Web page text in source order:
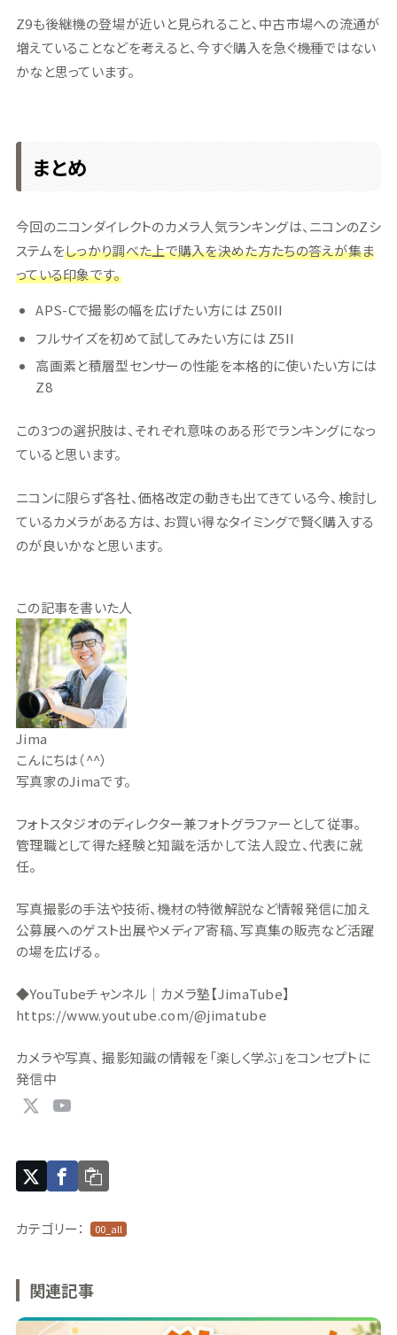
Z9も後継機の登場が近いと見られること、中古市場への流通が
増えていることなどを考えると、今すぐ購入を急ぐ機種ではない
かなと思っています。
まとめ
今回のニコンダイレクトのカメラ人気ランキングは、ニコンのZシ
ステムをしっかり調べた上で購入を決めた方たちの答えが集ま
っている印象です。
APS-Cで撮影の幅を広げたい方には Z50II
フルサイズを初めて試してみたい方には Z5II
高画素と積層型センサーの性能を本格的に使いたい方には
Z8
この3つの選択肢は、それぞれ意味のある形でランキングになっ
ていると思います。
ニコンに限らず各社、価格改定の動きも出てきている今、検討し
ているカメラがある方は、お買い得なタイミングで賢く購入する
のが良いかなと思います。
この記事を書いた人
Jima
こんにちは（^^）
写真家のJimaです。
フォトスタジオのディレクター兼フォトグラファーとして従事。
管理職として得た経験と知識を活かして法人設立、代表に就
任。
写真撮影の手法や技術、機材の特徴解説など情報発信に加え
公募展へのゲスト出展やメディア寄稿、写真集の販売など活躍
の場を広げる。
◆YouTubeチャンネル｜カメラ塾【JimaTube】
https://www.youtube.com/@jimatube
カメラや写真、 撮影知識の情報を「楽しく学ぶ」をコンセプトに
発信中
カテゴリー： 00_all
関連記事